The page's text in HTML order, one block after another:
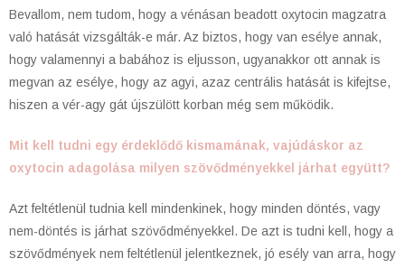
Bevallom, nem tudom, hogy a vénásan beadott oxytocin magzatra
való hatását vizsgálták-e már. Az biztos, hogy van esélye annak,
hogy valamennyi a babához is eljusson, ugyanakkor ott annak is
megvan az esélye, hogy az agyi, azaz centrális hatását is kifejtse,
hiszen a vér-agy gát újszülött korban még sem működik.
Mit kell tudni egy érdeklődő kismamának, vajúdáskor az
oxytocin adagolása milyen szövődményekkel járhat együtt?
Azt feltétlenül tudnia kell mindenkinek, hogy minden döntés, vagy
nem-döntés is járhat szövődményekkel. De azt is tudni kell, hogy a
szövődmények nem feltétlenül jelentkeznek, jó esély van arra, hogy